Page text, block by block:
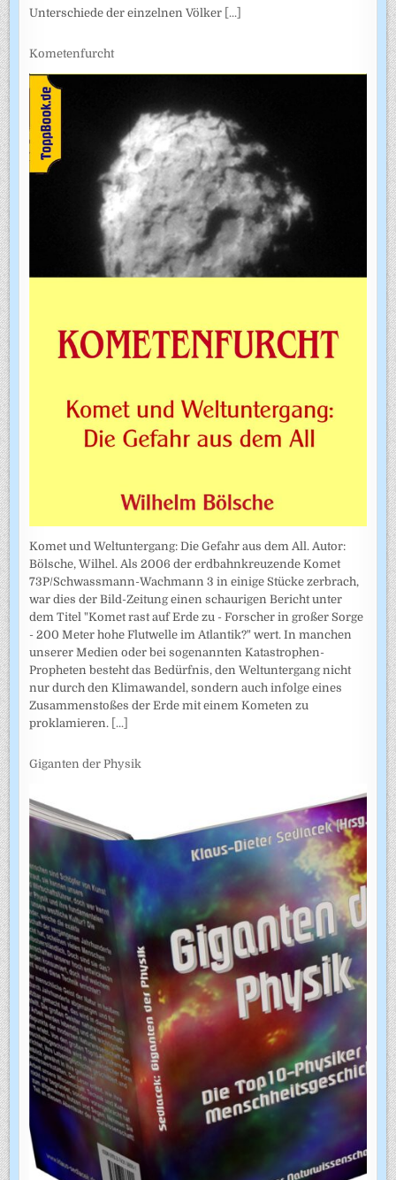
Unterschiede der einzelnen Völker [...]
Kometenfurcht
Komet und Weltuntergang: Die Gefahr aus dem All. Autor:
Bölsche, Wilhel. Als 2006 der erdbahnkreuzende Komet
73P/Schwassmann-Wachmann 3 in einige Stücke zerbrach,
war dies der Bild-Zeitung einen schaurigen Bericht unter
dem Titel "Komet rast auf Erde zu - Forscher in großer Sorge
- 200 Meter hohe Flutwelle im Atlantik?" wert. In manchen
unserer Medien oder bei sogenannten Katastrophen-
Propheten besteht das Bedürfnis, den Weltuntergang nicht
nur durch den Klimawandel, sondern auch infolge eines
Zusammenstoßes der Erde mit einem Kometen zu
proklamieren. [...]
Giganten der Physik